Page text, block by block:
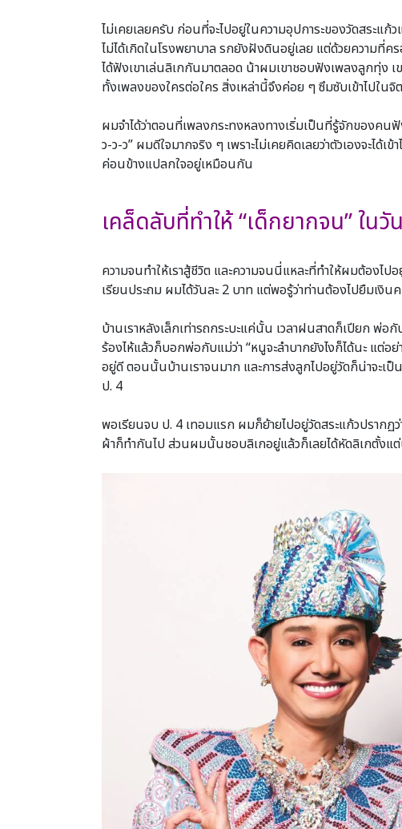
ไม่เคยเลยครับ ก่อนที่จะไปอยู่ในความอุปการะของวัดสระแ
ไม่ได้เกิดในโรงพยาบาล รกยังฝังดินอยู่เลย แต่ด้วยความที่
ได้ฟังเขาเล่นลิเกกันมาตลอด น้าผมเขาชอบฟังเพลงลูกทุ่ง
ทั้งเพลงของใครต่อใคร สิ่งเหล่านี้จึงค่อย ๆ ซึมซับเข้าไปในจิ
ผมจําได้ว่าตอนที่เพลงกระทงหลงทางเริ่มเป็นที่รู้จักของคน
ว-ว-ว” ผมดีใจมากจริง ๆ เพราะไม่เคยคิดเลยว่าตัวเองจะ
ค่อนข้างแปลกใจอยู่เหมือนกัน
เคล็ดลับที่ทําให้ “เด็กยากจน” ใน
ความจนทําให้เราสู้ชีวิต และความจนนี่แหละที่ทําให้ผมต้องไป
เรียนประถม ผมได้วันละ 2 บาท แต่พอรู้ว่าท่านต้องไปยืมเงิน
บ้านเราหลังเล็กเท่ารถกระบะแค่นั้น เวลาฝนสาดก็เปียก พ่
ร้องไห้แล้วก็บอกพ่อกับแม่ว่า “หนูจะลําบากยังไงก็ได้นะ แต่อ
อยู่ดี ตอนนั้นบ้านเราจนมาก และการส่งลูกไปอยู่วัดก็น่าจะเป็
ป. 4
พอเรียนจบ ป. 4 เทอมแรก ผมก็ย้ายไปอยู่วัดสระแก้วปรากฏว่
ผ้าก็ทํากันไป ส่วนผมนั้นชอบลิเกอยู่แล้วก็เลยได้หัดลิเกตั้งแ